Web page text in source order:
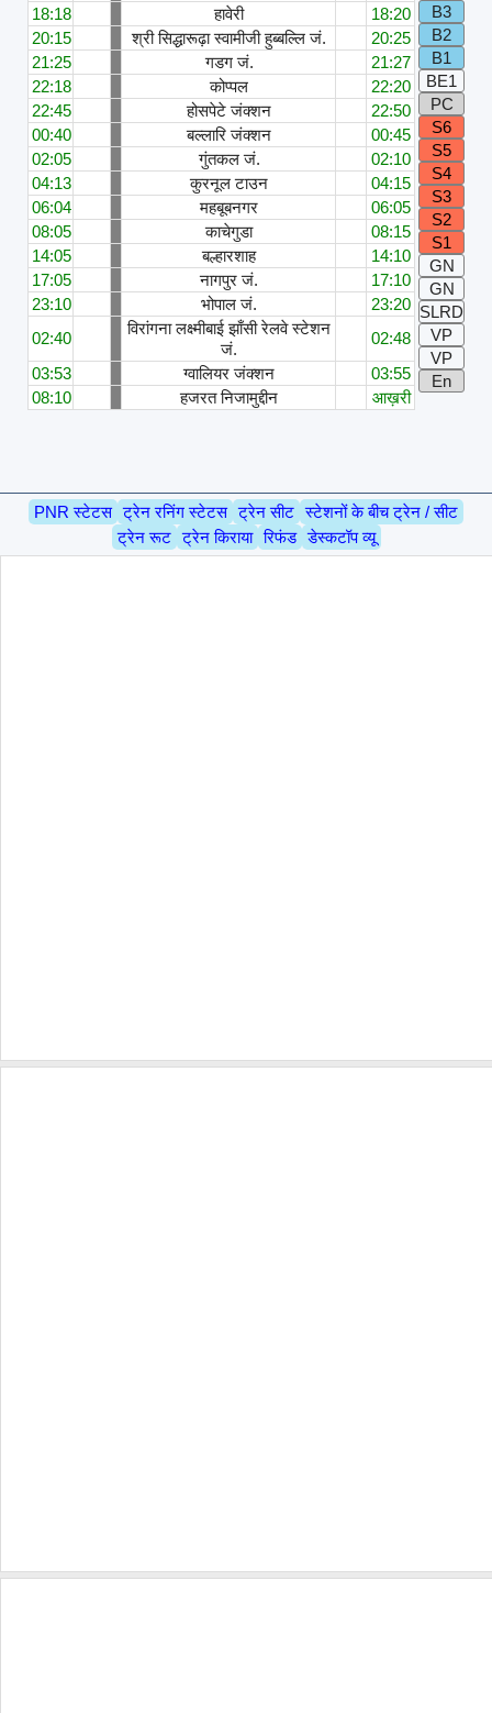
18:18
हावेरी
18:20
20:15
श्री सिद्धारूढ़ा स्वामीजी हुब्बल्लि जं.
20:25
21:25
गडग जं.
21:27
22:18
कोप्पल
22:20
22:45
होसपेटे जंक्शन
22:50
00:40
बल्लारि जंक्शन
00:45
02:05
गुंतकल जं.
02:10
04:13
कुरनूल टाउन
04:15
06:04
महबूबनगर
06:05
08:05
काचेगुडा
08:15
14:05
बल्हारशाह
14:10
17:05
नागपुर जं.
17:10
23:10
भोपाल जं.
23:20
02:40
विरांगना लक्ष्मीबाई झाँसी रेलवे स्टेशन
जं.
02:48
03:53
ग्वालियर जंक्शन
03:55
08:10
हजरत निजामुद्दीन आख़री
B3
B2
B1
BE1
PC
S6
S5
S4
S3
S2
S1
GN
GN
SLRD
VP
VP
En
PNR स्टेटस ट्रेन रनिंग स्टेटस ट्रेन सीट स्टेशनों के बीच ट्रेन / सीट
ट्रेन रूट ट्रेन किराया रिफंड डेस्कटॉप व्यू